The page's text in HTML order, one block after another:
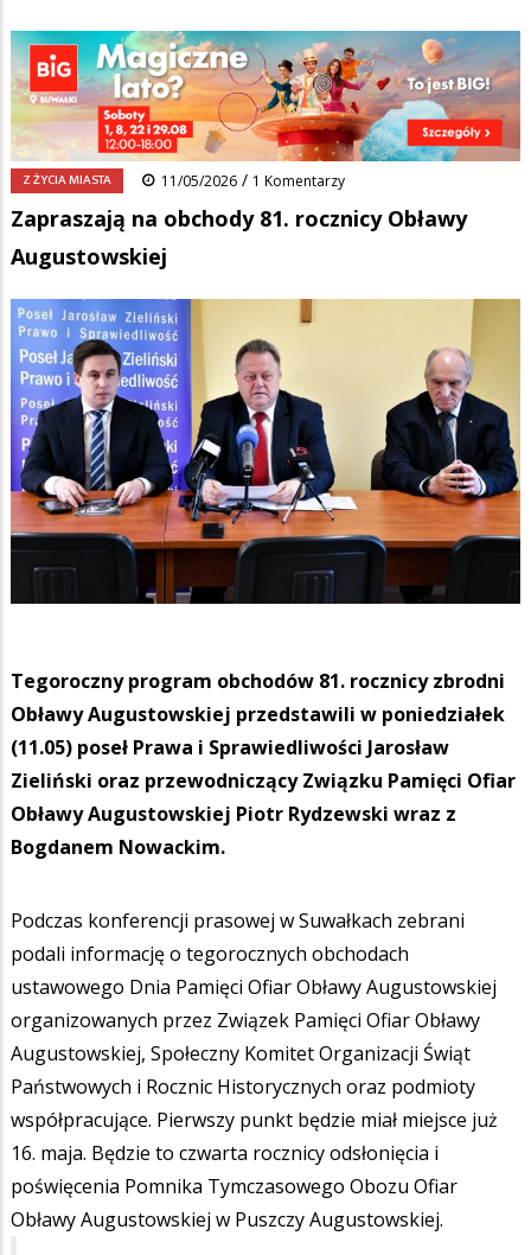
Ścieżka
nawigacyjna
Strona główna/Wiadomości/Z życia miasta/
Zapraszają na obchody 81. rocznicy Obławy Augustowskiej
FacebookPinterestTumblr
0 Reddit Share
Z ŻYCIA MIASTA 11/05/2026 / 1 Komentarzy
Zapraszają na obchody 81. rocznicy Obławy
Augustowskiej
Tegoroczny program obchodów 81. rocznicy zbrodni
Obławy Augustowskiej przedstawili w poniedziałek
(11.05) poseł Prawa i Sprawiedliwości Jarosław
Zieliński oraz przewodniczący Związku Pamięci Ofiar
Obławy Augustowskiej Piotr Rydzewski wraz z
Bogdanem Nowackim.
Podczas konferencji prasowej w Suwałkach zebrani
podali informację o tegorocznych obchodach
ustawowego Dnia Pamięci Ofiar Obławy Augustowskiej
organizowanych przez Związek Pamięci Ofiar Obławy
Augustowskiej, Społeczny Komitet Organizacji Świąt
Państwowych i Rocznic Historycznych oraz podmioty
współpracujące. Pierwszy punkt będzie miał miejsce już
16. maja. Będzie to czwarta rocznicy odsłonięcia i
poświęcenia Pomnika Tymczasowego Obozu Ofiar
Obławy Augustowskiej w Puszczy Augustowskiej.